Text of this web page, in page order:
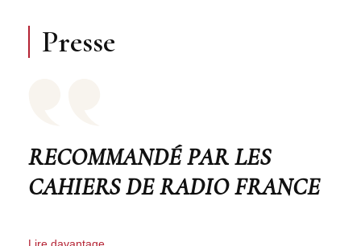
Presse
RECOMMANDÉ PAR LES
CAHIERS DE RADIO FRANCE